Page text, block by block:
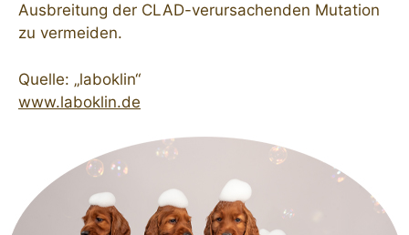
Ausbreitung der CLAD-verursachenden Mutation
zu vermeiden.
Quelle: „laboklin“
www.laboklin.de